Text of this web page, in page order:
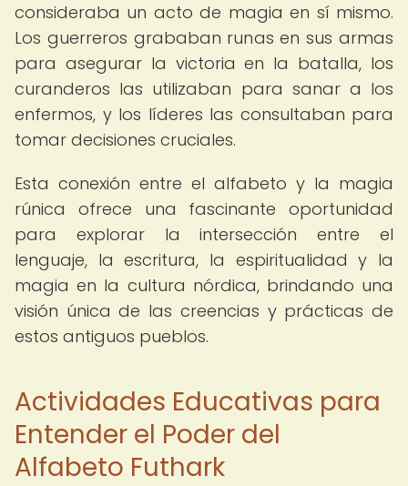
consideraba un acto de magia en sí mismo.
Los guerreros grababan runas en sus armas
para asegurar la victoria en la batalla, los
curanderos las utilizaban para sanar a los
enfermos, y los líderes las consultaban para
tomar decisiones cruciales.
Esta conexión entre el alfabeto y la magia
rúnica ofrece una fascinante oportunidad
para explorar la intersección entre el
lenguaje, la escritura, la espiritualidad y la
magia en la cultura nórdica, brindando una
visión única de las creencias y prácticas de
estos antiguos pueblos.
Actividades Educativas para
Entender el Poder del
Alfabeto Futhark